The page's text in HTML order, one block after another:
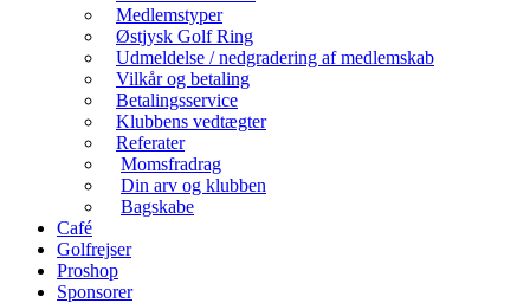
Medlemstyper
Østjysk Golf Ring
Udmeldelse / nedgradering af medlemskab
Vilkår og betaling
Betalingsservice
Klubbens vedtægter
Referater
Momsfradrag
Din arv og klubben
Bagskabe
Café
Golfrejser
Proshop
Sponsorer